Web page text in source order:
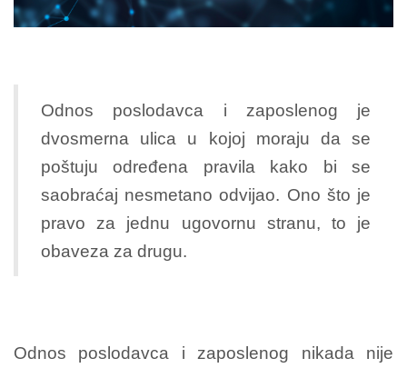
Odnos poslodavca i zaposlenog je
dvosmerna ulica u kojoj moraju da se
poštuju određena pravila kako bi se
saobraćaj nesmetano odvijao. Ono što je
pravo za jednu ugovornu stranu, to je
obaveza za drugu.
Odnos poslodavca i zaposlenog nikada nije